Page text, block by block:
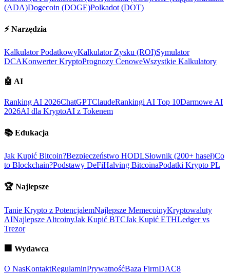
(ADA)Dogecoin (DOGE)Polkadot (DOT)
⚡ Narzędzia
Kalkulator PodatkowyKalkulator Zysku (ROI)Symulator
DCAKonwerter KryptoPrognozy CenoweWszystkie Kalkulatory
🤖 AI
Ranking AI 2026ChatGPTClaudeRankingi AI Top 10Darmowe AI
2026AI dla KryptoAI z Tokenem
📚 Edukacja
Jak Kupić Bitcoin?Bezpieczeństwo HODLSłownik (200+ haseł)Co
to Blockchain?Podstawy DeFiHalving BitcoinaPodatki Krypto PL
🏆 Najlepsze
Tanie Krypto z PotencjałemNajlepsze MemecoinyKryptowaluty
AINajlepsze AltcoinyJak Kupić BTCJak Kupić ETHLedger vs
Trezor
🏢 Wydawca
O NasKontaktRegulaminPrywatnośćBaza FirmDAC8